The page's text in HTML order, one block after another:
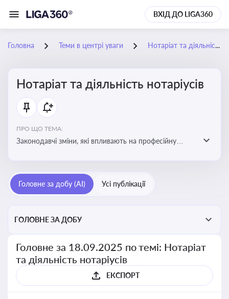
ВХІД ДО LIGA360
Головна Теми в центрі уваги Нотаріат та діяльність нотаріусів
Нотаріат та діяльність нотаріусів
ПРО ЩО ТЕМА:
Законодавчі зміни, які впливають на професійну
Головне за добу (AI) Усі публікації
ГОЛОВНЕ ЗА ДОБУ
Головне за 18.09.2025 по темі: Нотаріат
та діяльність нотаріусів
ЕКСПОРТ